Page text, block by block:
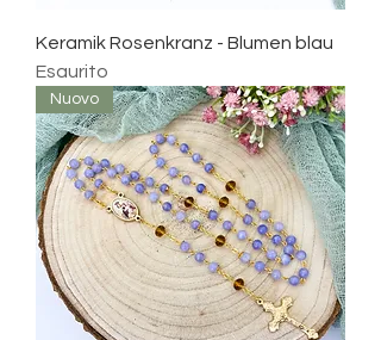
Keramik Rosenkranz - Blumen blau
Esaurito
Nuovo